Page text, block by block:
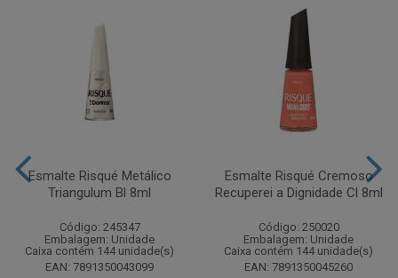
Esmalte Risqué Metálico
Triangulum Bl 8ml
Código: 245347
Embalagem: Unidade
Caixa contém 144 unidade(s)
EAN: 7891350043099
Esmalte Risqué Cremoso
Recuperei a Dignidade Cl 8ml
Código: 250020
Embalagem: Unidade
Caixa contém 144 unidade(s)
EAN: 7891350045260